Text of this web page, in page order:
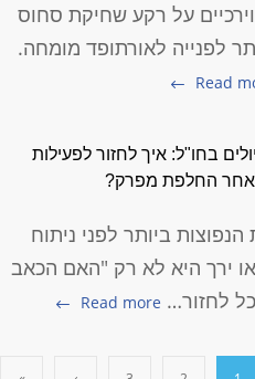
על רקע שחיקת סחוס
לפנייה לאורתופד מומחה.
Read
בחו"ל: איך לחזור לפעילות
החלפת מפרק?
ביותר לפני ניתוח
ירך היא לא רק "האם הכאב
לחזור… Read more